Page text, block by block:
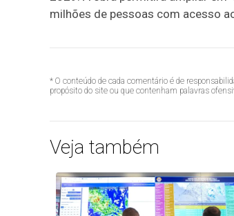
milhões de pessoas com acesso
* O conteúdo de cada comentário é de
propósito do site ou que contenham palavras
Veja também